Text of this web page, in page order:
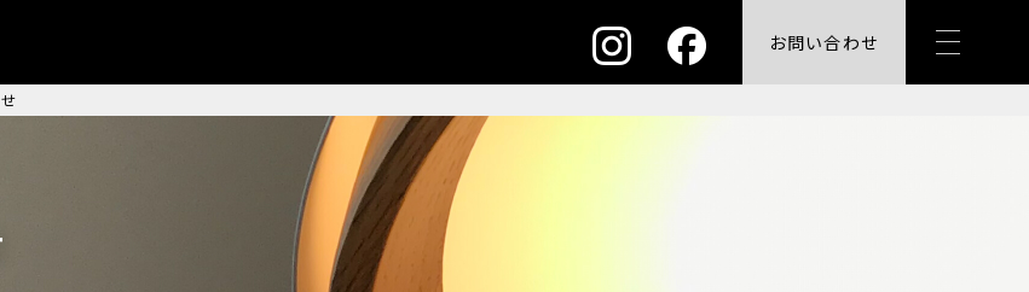
お問い合わせ